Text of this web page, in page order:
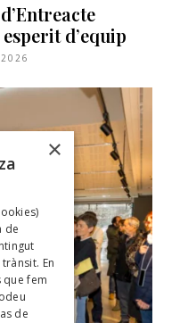
d’equip
×
de
En
que fem
de